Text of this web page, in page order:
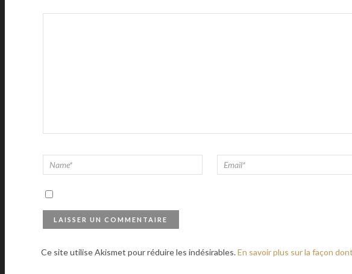
Ce site utilise Akismet pour réduire les indésirables.En savoir plus sur la façon